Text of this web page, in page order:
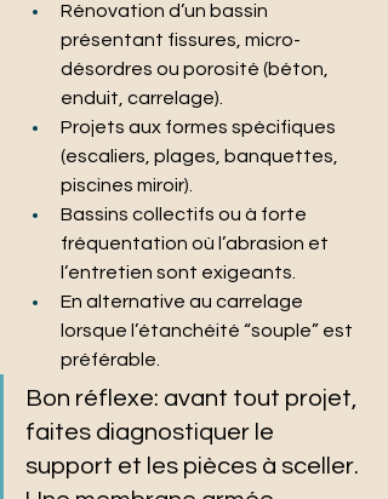
Rénovation d’un bassin
présentant fissures, micro-
désordres ou porosité (béton,
enduit, carrelage).
Projets aux formes spécifiques
(escaliers, plages, banquettes,
piscines miroir).
Bassins collectifs ou à forte
fréquentation où l’abrasion et
l’entretien sont exigeants.
En alternative au carrelage
lorsque l’étanchéité “souple” est
préférable.
Bon réflexe: avant tout projet,
faites diagnostiquer le
support et les pièces à sceller.